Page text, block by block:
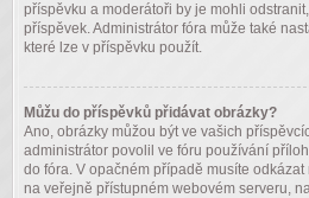
příspěvku a moderátoři by je mohli
příspěvek. Administrátor fóra může také
které lze v příspěvku použít.
Můžu do příspěvků přidávat obrázky?
Ano, obrázky můžou být ve vašich
administrátor povolil ve fóru používání
do fóra. V opačném případě musíte
na veřejně přístupném webovém serveru,